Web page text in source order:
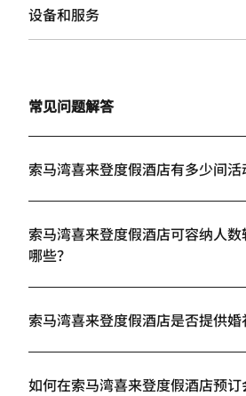
设备和服务
常见问题解答
索马湾喜来登度假酒店有多少间活
索马湾喜来登度假酒店可容纳人
哪些？
索马湾喜来登度假酒店是否提供婚
如何在索马湾喜来登度假酒店预订